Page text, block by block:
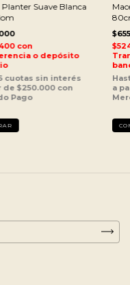
Planter Suave Blanca
con
o depósito